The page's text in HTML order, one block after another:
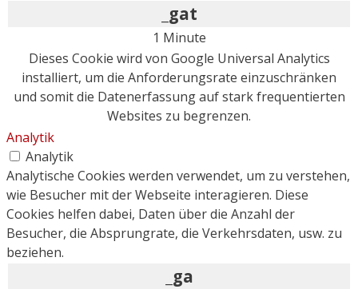
_gat
1 Minute
Dieses Cookie wird von Google Universal Analytics
installiert, um die Anforderungsrate einzuschränken
und somit die Datenerfassung auf stark frequentierten
Websites zu begrenzen.
Analytik
Analytik
Analytische Cookies werden verwendet, um zu verstehen,
wie Besucher mit der Webseite interagieren. Diese
Cookies helfen dabei, Daten über die Anzahl der
Besucher, die Absprungrate, die Verkehrsdaten, usw. zu
beziehen.
_ga